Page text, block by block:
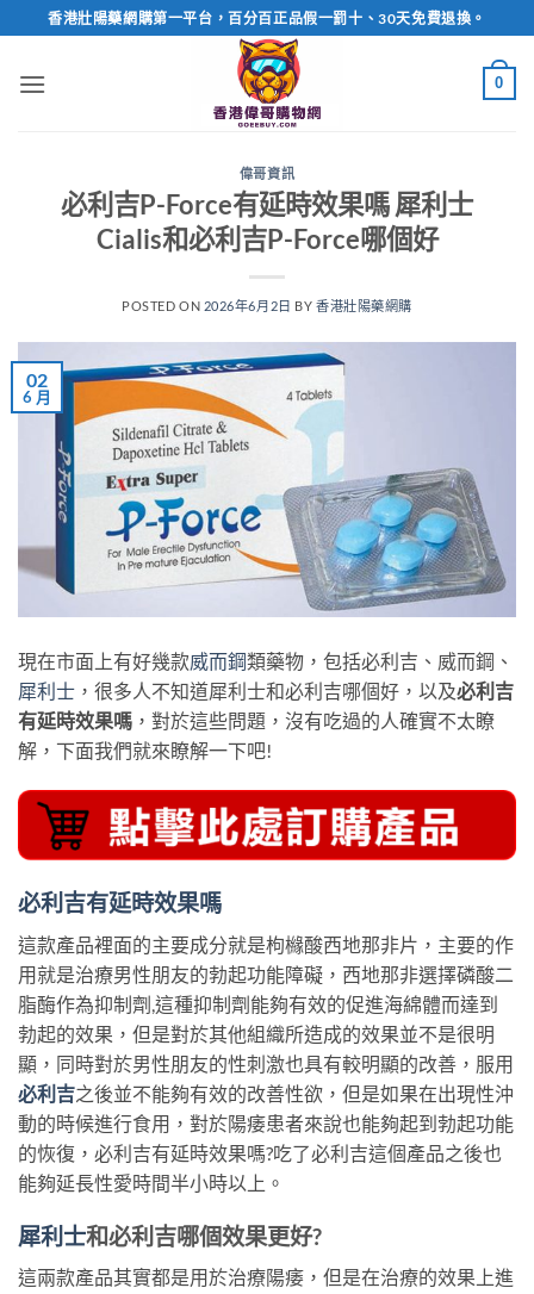
to
content
香港壯陽藥網購第一平台，百分百正品假一罰十、30天免費退換。
0
偉哥資訊
必利吉P-Force有延時效果嗎 犀利士
Cialis和必利吉P-Force哪個好
POSTED ON 2026年6月2日 BY 香港壯陽藥網購
02
6 月
現在市面上有好幾款威而鋼類藥物，包括必利吉、威而鋼、
犀利士 ，很多人不知道犀利士和必利吉哪個好，以及必利吉
有延時效果嗎 ，對於這些問題，沒有吃過的人確實不太瞭
解，下面我們就來瞭解一下吧!
必利吉有延時效果嗎
這款產品裡面的主要成分就是枸櫞酸西地那非片，主要的作
用就是治療男性朋友的勃起功能障礙，西地那非選擇磷酸二
脂酶作為抑制劑,這種抑制劑能夠有效的促進海綿體而達到
勃起的效果，但是對於其他組織所造成的效果並不是很明
顯，同時對於男性朋友的性刺激也具有較明顯的改善，服用
必利吉之後並不能夠有效的改善性欲，但是如果在出現性沖
動的時候進行食用，對於陽痿患者來說也能夠起到勃起功能
的恢復，必利吉有延時效果嗎?吃了必利吉這個產品之後也
能夠延長性愛時間半小時以上。
犀利士和必利吉哪個效果更好?
這兩款產品其實都是用於治療陽痿，但是在治療的效果上進